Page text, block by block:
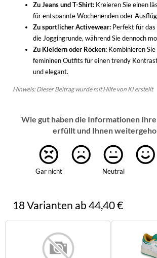
Zu Jeans und T-Shirt: Kreieren Sie einen
für entspannte Wochenenden oder
Zu sportlicher Activewear: Perfekt für
die Joggingrunde, während Sie dennoch
Zu Kleidern oder Röcken: Kombinieren
femininen Outfits für einen trendy
und elegant.
Hinweis: Dieser Beitrag wurde mit Hilfe von KI erstellt
Wie gut haben die Informationen
erfüllt und Ihnen
Gar nicht Neutral
18 Varianten ab 44,40 €